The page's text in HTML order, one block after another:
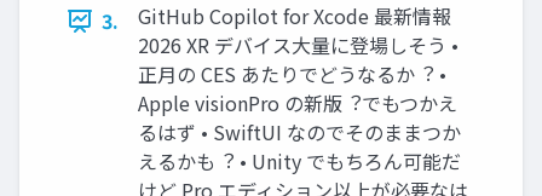
3.
GitHub Copilot for Xcode 最新情報
2026 XR デバイス⼤量に登場しそう •
正⽉の CES あたりでどうなるか︖ •
Apple visionPro の新版︖でもつかえ
るはず • SwiftUI なのでそのままつか
えるかも︖ • Unity でもちろん可能だ